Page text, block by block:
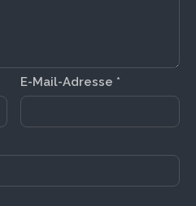
E-Mail-Adresse *